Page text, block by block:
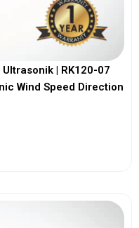
| RK120-07
Wind Speed Direction